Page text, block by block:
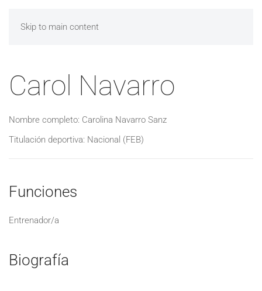
Skip to main content
Carol Navarro
Nombre completo: Carolina Navarro Sanz
Titulación deportiva: Nacional (FEB)
Funciones
Entrenador/a
Biografía